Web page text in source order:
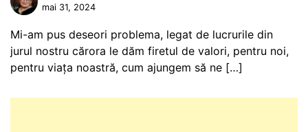
mai 31, 2024
Mi-am pus deseori problema, legat de lucrurile din
jurul nostru cărora le dăm firetul de valori, pentru noi,
pentru viața noastră, cum ajungem să ne […]